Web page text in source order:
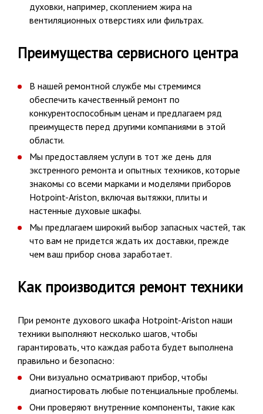
духовки, например, скоплением жира на
вентиляционных отверстиях или фильтрах.
Преимущества сервисного центра
В нашей ремонтной службе мы стремимся
обеспечить качественный ремонт по
конкурентоспособным ценам и предлагаем ряд
преимуществ перед другими компаниями в этой
области.
Мы предоставляем услуги в тот же день для
экстренного ремонта и опытных техников, которые
знакомы со всеми марками и моделями приборов
Hotpoint-Ariston, включая вытяжки, плиты и
настенные духовые шкафы.
Мы предлагаем широкий выбор запасных частей, так
что вам не придется ждать их доставки, прежде
чем ваш прибор снова заработает.
Как производится ремонт техники
При ремонте духового шкафа Hotpoint-Ariston наши
техники выполняют несколько шагов, чтобы
гарантировать, что каждая работа будет выполнена
правильно и безопасно:
Они визуально осматривают прибор, чтобы
диагностировать любые потенциальные проблемы.
Они проверяют внутренние компоненты, такие как